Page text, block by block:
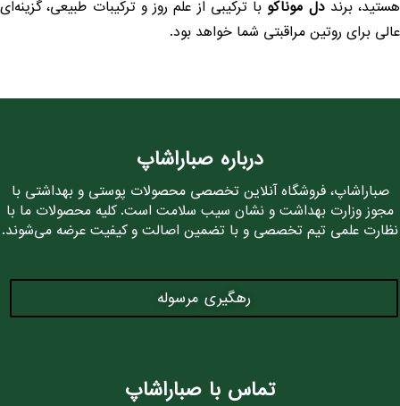
هستید، برند دل موناکوبا ترکیبی از علم روز و ترکیبات طبیعی، گزینه‌ای
عالی برای روتین مراقبتی شما خواهد بود.
درباره صباراشاپ
صباراشاپ، فروشگاه آنلاین تخصصی محصولات پوستی و بهداشتی با
مجوز وزارت بهداشت و نشان سیب سلامت است. کلیه محصولات ما با
نظارت علمی تیم تخصصی و با تضمین اصالت و کیفیت عرضه می‌شوند.
رهگیری مرسوله
تماس با صباراشاپ